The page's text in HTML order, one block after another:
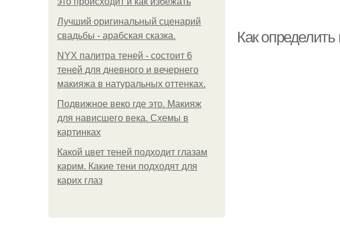
Лучший оригинальный сценарий
свадьбы - арабская сказка.
NYX палитра теней - состоит 6
теней для дневного и вечернего
макияжа в натуральных оттенках.
Подвижное веко где это. Макияж
для нависшего века. Схемы в
картинках
Какой цвет теней подходит глазам
карим. Какие тени подходят для
карих глаз
Как